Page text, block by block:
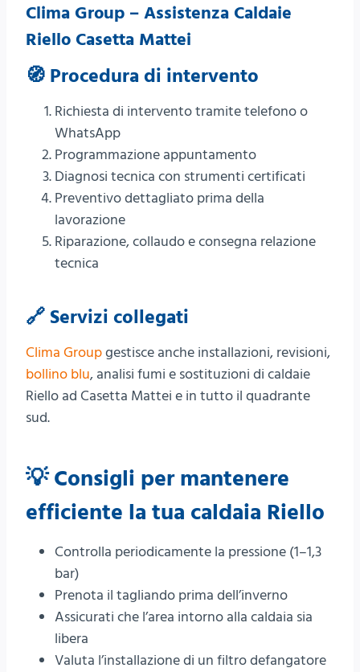
Clima Group – Assistenza Caldaie
Riello Casetta Mattei
🧭 Procedura di intervento
Richiesta di intervento tramite telefono o
WhatsApp
Programmazione appuntamento
Diagnosi tecnica con strumenti certificati
Preventivo dettagliato prima della
lavorazione
Riparazione, collaudo e consegna relazione
tecnica
🔗 Servizi collegati
Clima Groupgestisce anche installazioni, revisioni,
bollino blu, analisi fumi e sostituzioni di caldaie
Riello ad Casetta Mattei e in tutto il quadrante
sud.
💡 Consigli per mantenere
efficiente la tua caldaia Riello
Controlla periodicamente la pressione (1–1,3
bar)
Prenota il tagliando prima dell’inverno
Assicurati che l’area intorno alla caldaia sia
libera
Valuta l’installazione di un filtro defangatore